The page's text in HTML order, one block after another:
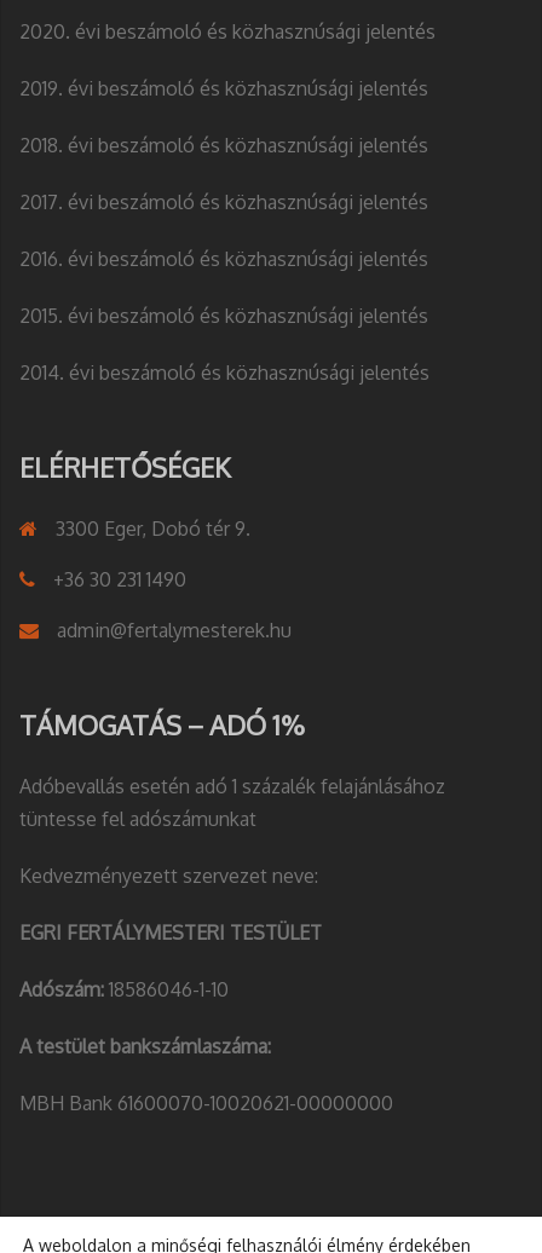
2020. évi beszámoló és közhasznúsági jelentés
2019. évi beszámoló és közhasznúsági jelentés
2018. évi beszámoló és közhasznúsági jelentés
2017. évi beszámoló és közhasznúsági jelentés
2016. évi beszámoló és közhasznúsági jelentés
2015. évi beszámoló és közhasznúsági jelentés
2014. évi beszámoló és közhasznúsági jelentés
ELÉRHETŐSÉGEK
3300 Eger, Dobó tér 9.
+36 30 231 1490
admin@fertalymesterek.hu
TÁMOGATÁS – ADÓ 1%
Adóbevallás esetén adó 1 százalék felajánlásához
tüntesse fel adószámunkat
Kedvezményezett szervezet neve:
EGRI FERTÁLYMESTERI TESTÜLET
Adószám: 18586046-1-10
A testület bankszámlaszáma:
MBH Bank 61600070-10020621-00000000
A weboldalon a minőségi felhasználói élmény érdekében